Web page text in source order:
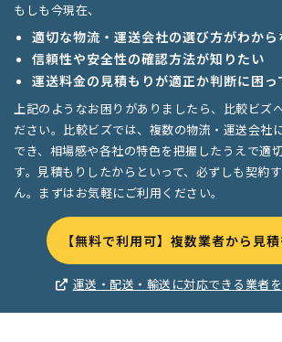
もしも今現在、
適切な物流・運送会社の選び方がわから
信頼性や安全性の確認方法が知りたい
運送料金の見積もりが適正か判断に困っ
上記のようなお困りがありましたら、比較ビズ
ださい。比較ビズでは、複数の物流・運送会社
でき、相場感や各社の特色を把握したうえで適
す。見積もりしたからといって、必ずしも契約
ん。まずはお気軽にご利用ください。
【無料で利用可】複数業者から見
運送・配送・輸送に対応できる業者